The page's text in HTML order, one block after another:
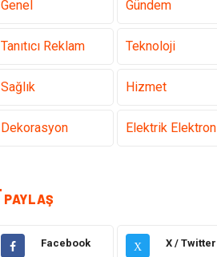
Genel Gündem
Tanıtıcı Reklam Teknoloji
Sağlık Hizmet
Dekorasyon Elektrik
Taşımacılık
PAYLAŞ
Facebook X X / Twitter